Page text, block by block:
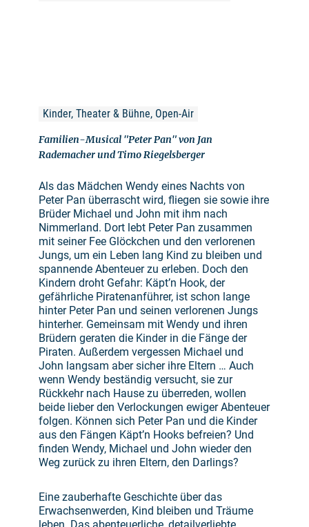
Kinder, Theater & Bühne, Open-Air
Familien-Musical "Peter Pan" von Jan
Rademacher und Timo Riegelsberger
Als das Mädchen Wendy eines Nachts von
Peter Pan überrascht wird, fliegen sie sowie ihre
Brüder Michael und John mit ihm nach
Nimmerland. Dort lebt Peter Pan zusammen
mit seiner Fee Glöckchen und den verlorenen
Jungs, um ein Leben lang Kind zu bleiben und
spannende Abenteuer zu erleben. Doch den
Kindern droht Gefahr: Käpt’n Hook, der
gefährliche Piratenanführer, ist schon lange
hinter Peter Pan und seinen verlorenen Jungs
hinterher. Gemeinsam mit Wendy und ihren
Brüdern geraten die Kinder in die Fänge der
Piraten. Außerdem vergessen Michael und
John langsam aber sicher ihre Eltern … Auch
wenn Wendy beständig versucht, sie zur
Rückkehr nach Hause zu überreden, wollen
beide lieber den Verlockungen ewiger Abenteuer
folgen. Können sich Peter Pan und die Kinder
aus den Fängen Käpt’n Hooks befreien? Und
finden Wendy, Michael und John wieder den
Weg zurück zu ihren Eltern, den Darlings?
Eine zauberhafte Geschichte über das
Erwachsenwerden, Kind bleiben und Träume
leben. Das abenteuerliche, detailverliebte